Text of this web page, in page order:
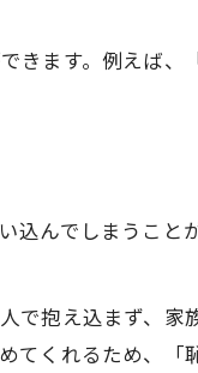
きます。例えば、
込んでしまうこと
で抱え込まず、家
てくれるため、「